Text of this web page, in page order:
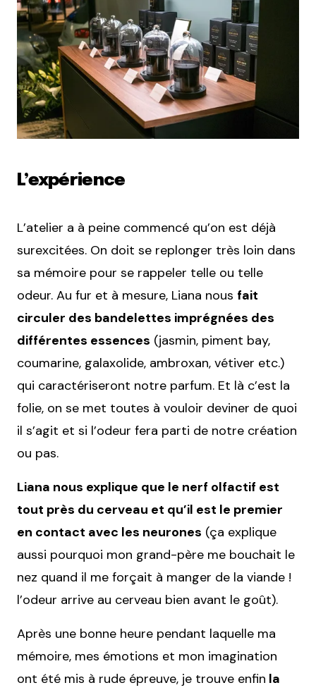
L’expérience
L’atelier a à peine commencé qu’on est déjà
surexcitées. On doit se replonger très loin dans
sa mémoire pour se rappeler telle ou telle
odeur. Au fur et à mesure, Liana nous fait
circuler des bandelettes imprégnées des
différentes essences (jasmin, piment bay,
coumarine, galaxolide, ambroxan, vétiver etc.)
qui caractériseront notre parfum. Et là c’est la
folie, on se met toutes à vouloir deviner de quoi
il s’agit et si l’odeur fera parti de notre création
ou pas.
Liana nous explique que le nerf olfactif est
tout près du cerveau et qu’il est le premier
en contact avec les neurones (ça explique
aussi pourquoi mon grand-père me bouchait le
nez quand il me forçait à manger de la viande !
l’odeur arrive au cerveau bien avant le goût).
Après une bonne heure pendant laquelle ma
mémoire, mes émotions et mon imagination
ont été mis à rude épreuve, je trouve enfin la